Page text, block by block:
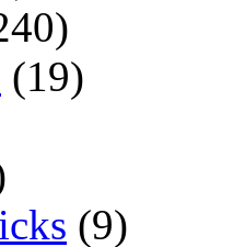
(19)
(9)